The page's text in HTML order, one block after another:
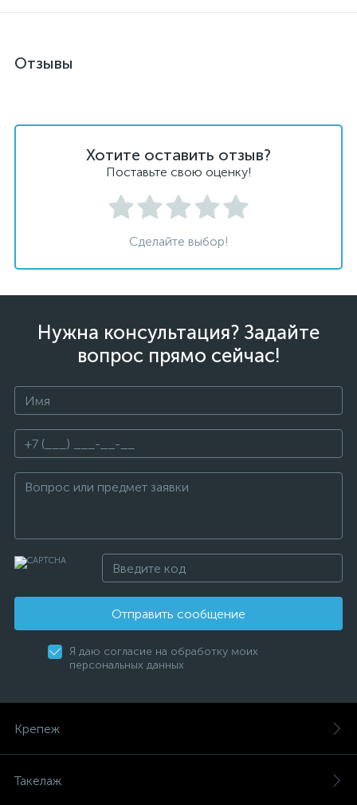
Отзывы
Хотите оставить отзыв?
Поставьте свою оценку!
Сделайте выбор!
Нужна консультация? Задайте
вопрос прямо сейчас!
Отправить сообщение
Я даю согласие на обработку моих
персональных данных
Крепеж
Такелаж